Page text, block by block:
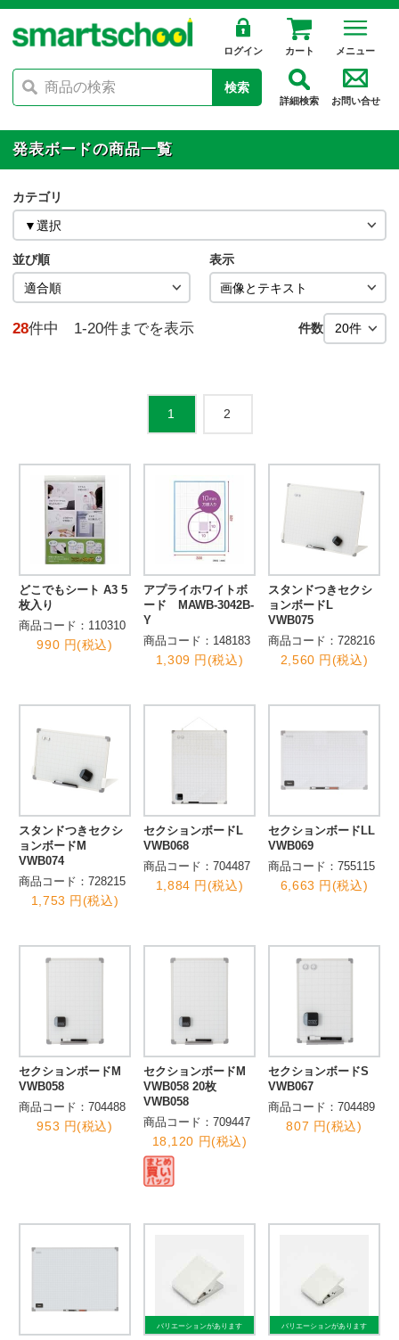
ログイン カート メニュー
検索
詳細検索 お問い合せ
発表ボードの商品一覧
カテゴリ
並び順 表示
28件中 1-20件までを表示 件数
1 2
どこでもシート A3 5
枚入り
商品コード：110310
990 円(税込)
アプライホワイトボ
ード MAWB-3042B-
Y
商品コード：148183
1,309 円(税込)
スタンドつきセクシ
ョンボードL
VWB075
商品コード：728216
2,560 円(税込)
スタンドつきセクシ
ョンボードM
VWB074
商品コード：728215
1,753 円(税込)
セクションボードL
VWB068
商品コード：704487
1,884 円(税込)
セクションボードLL
VWB069
商品コード：755115
6,663 円(税込)
セクションボードM
VWB058
商品コード：704488
953 円(税込)
セクションボードM
VWB058 20枚
VWB058
商品コード：709447
18,120 円(税込)
セクションボードS
VWB067
商品コード：704489
807 円(税込)
バリエーションがあります バリエーションがあります